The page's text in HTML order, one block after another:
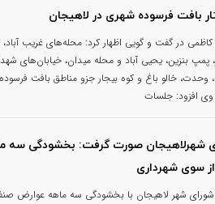
در گفت و گویی اظهار کرد: محله‌های غریب آباد،
پمپ بنزین، یحیی آباد و محله میدان، خیابان‌های
وحدت، خالو باغ و کوه بیجار جزو مناطق بافت
افزود: جلسات
شهرلاهیجان صورت گرفت: بخشودگی سه
سوی شهرداری
شهر لاهیجان با بخشودگی سه ماهه عوارض